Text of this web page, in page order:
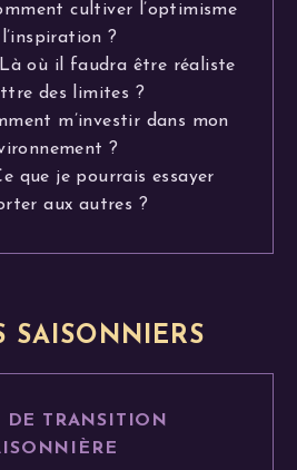
cultiver l’optimisme
?
où il faudra être réaliste
des limites ?
m’investir dans mon
?
que je pourrais essayer
aux autres ?
SAISONNIERS
DE TRANSITION